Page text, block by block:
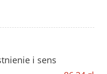
i sens